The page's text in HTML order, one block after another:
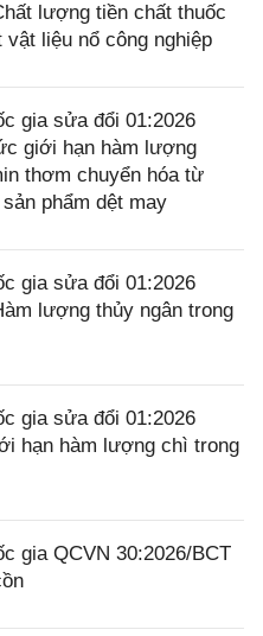
lượng tiền chất thuốc
liệu nổ công nghiệp
gia sửa đổi 01:2026
giới hạn hàm lượng
thơm chuyển hóa từ
phẩm dệt may
gia sửa đổi 01:2026
lượng thủy ngân trong
gia sửa đổi 01:2026
hạn hàm lượng chì trong
gia QCVN 30:2026/BCT